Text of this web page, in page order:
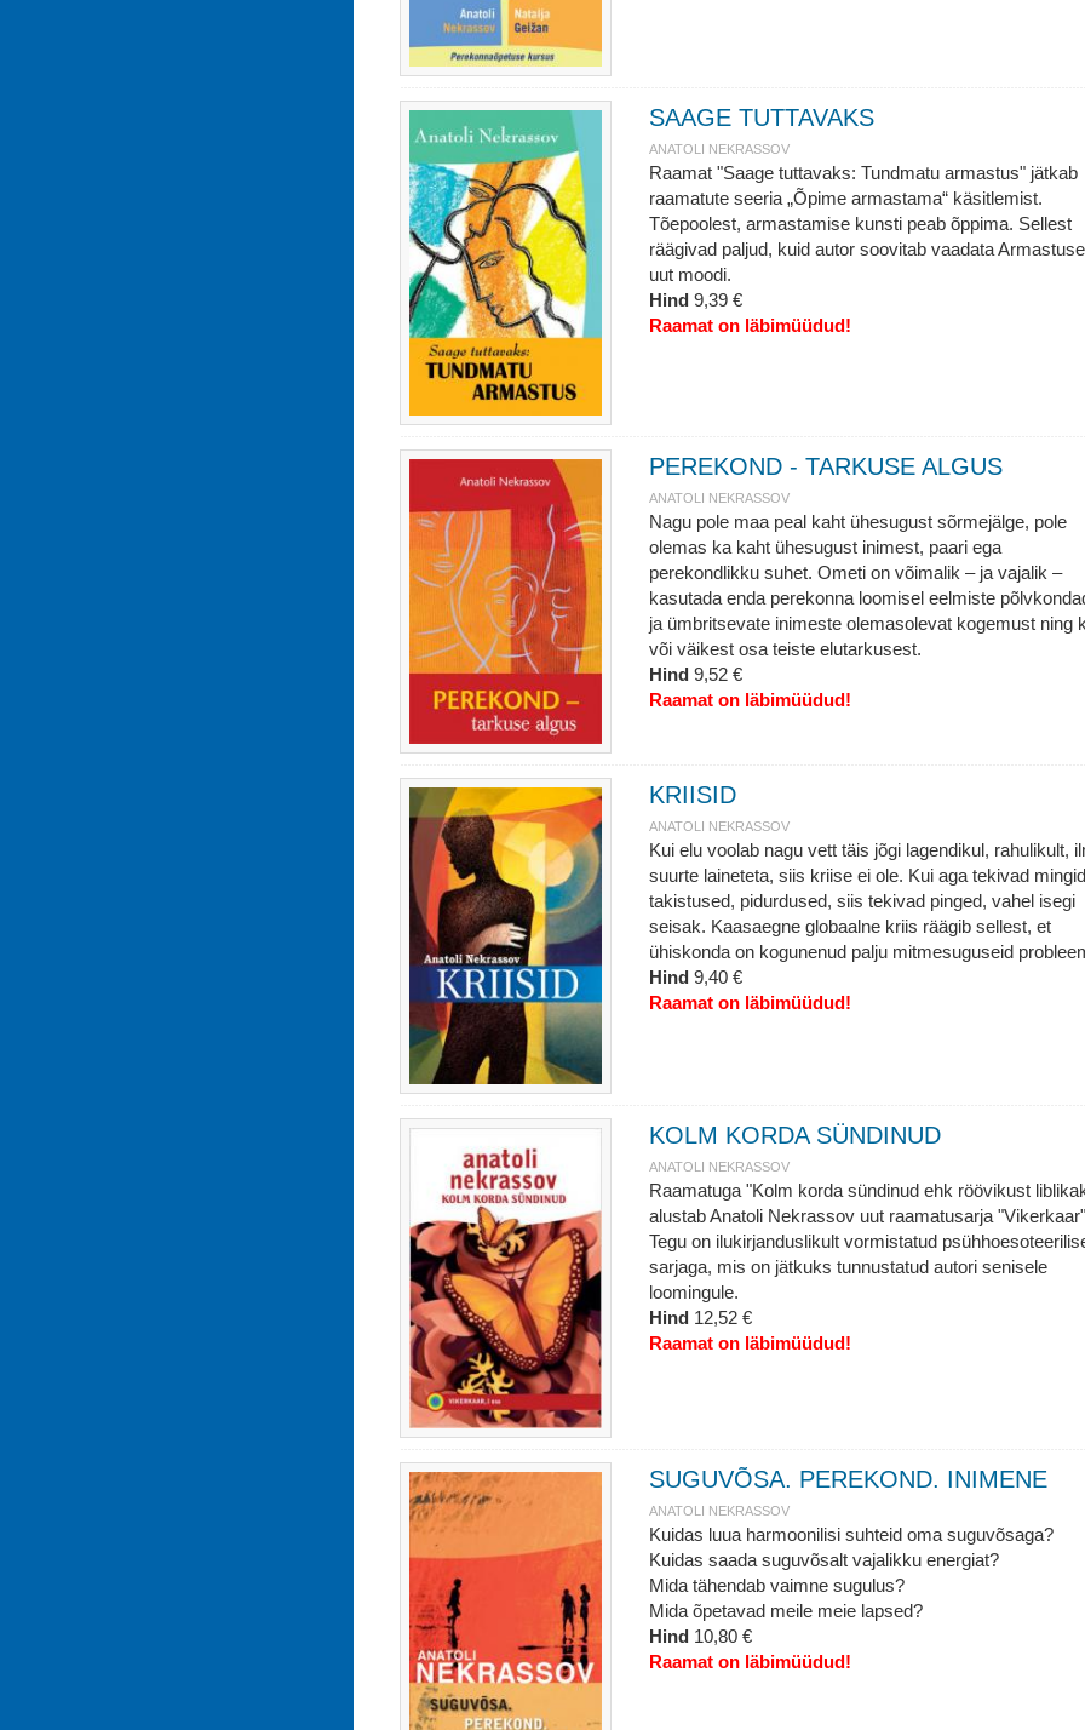
SAAGE TUTTAVAKS
ANATOLI NEKRASSOV
Raamat "Saage tuttavaks: Tundmatu armastus" jätkab
raamatute seeria „Õpime armastama“ käsitlemist.
Tõepoolest, armastamise kunsti peab õppima. Sellest
räägivad paljud, kuid autor soovitab vaadata
uut moodi.
Hind 9,39 €
Raamat on läbimüüdud!
PEREKOND - TARKUSE ALGUS
ANATOLI NEKRASSOV
Nagu pole maa peal kaht ühesugust sõrmejälge, pole
olemas ka kaht ühesugust inimest, paari ega
perekondlikku suhet. Ometi on võimalik – ja vajalik –
kasutada enda perekonna loomisel eelmiste
ja ümbritsevate inimeste olemasolevat kogemust ning
või väikest osa teiste elutarkusest.
Hind 9,52 €
Raamat on läbimüüdud!
KRIISID
ANATOLI NEKRASSOV
Kui elu voolab nagu vett täis jõgi lagendikul, rahulikult,
suurte laineteta, siis kriise ei ole. Kui aga tekivad mingid
takistused, pidurdused, siis tekivad pinged, vahel isegi
seisak. Kaasaegne globaalne kriis räägib sellest, et
ühiskonda on kogunenud palju mitmesuguseid
Hind 9,40 €
Raamat on läbimüüdud!
KOLM KORDA SÜNDINUD
ANATOLI NEKRASSOV
Raamatuga "Kolm korda sündinud ehk röövikust
alustab Anatoli Nekrassov uut raamatusarja
Tegu on ilukirjanduslikult vormistatud
sarjaga, mis on jätkuks tunnustatud autori senisele
loomingule.
Hind 12,52 €
Raamat on läbimüüdud!
SUGUVÕSA. PEREKOND. INIMENE
ANATOLI NEKRASSOV
Kuidas luua harmoonilisi suhteid oma suguvõsaga?
Kuidas saada suguvõsalt vajalikku energiat?
Mida tähendab vaimne sugulus?
Mida õpetavad meile meie lapsed?
Hind 10,80 €
Raamat on läbimüüdud!